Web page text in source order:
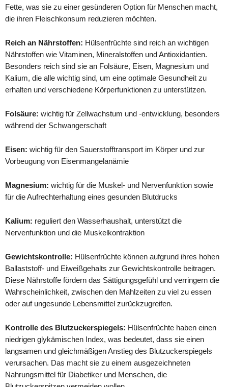
Fette, was sie zu einer gesünderen Option für Menschen macht,
die ihren Fleischkonsum reduzieren möchten.
Reich an Nährstoffen: Hülsenfrüchte sind reich an wichtigen
Nährstoffen wie Vitaminen, Mineralstoffen und Antioxidantien.
Besonders reich sind sie an Folsäure, Eisen, Magnesium und
Kalium, die alle wichtig sind, um eine optimale Gesundheit zu
erhalten und verschiedene Körperfunktionen zu unterstützen.
Folsäure: wichtig für Zellwachstum und -entwicklung, besonders
während der Schwangerschaft
Eisen: wichtig für den Sauerstofftransport im Körper und zur
Vorbeugung von Eisenmangelanämie
Magnesium: wichtig für die Muskel- und Nervenfunktion sowie
für die Aufrechterhaltung eines gesunden Blutdrucks
Kalium: reguliert den Wasserhaushalt, unterstützt die
Nervenfunktion und die Muskelkontraktion
Gewichtskontrolle: Hülsenfrüchte können aufgrund ihres hohen
Ballaststoff- und Eiweißgehalts zur Gewichtskontrolle beitragen.
Diese Nährstoffe fördern das Sättigungsgefühl und verringern die
Wahrscheinlichkeit, zwischen den Mahlzeiten zu viel zu essen
oder auf ungesunde Lebensmittel zurückzugreifen.
Kontrolle des Blutzuckerspiegels: Hülsenfrüchte haben einen
niedrigen glykämischen Index, was bedeutet, dass sie einen
langsamen und gleichmäßigen Anstieg des Blutzuckerspiegels
verursachen. Das macht sie zu einem ausgezeichneten
Nahrungsmittel für Diabetiker und Menschen, die